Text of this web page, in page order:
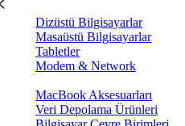
Dizüstü Bilgisayarlar
Masaüstü Bilgisayarlar
Tabletler
Modem & Network
MacBook Aksesuarları
Veri Depolama Ürünleri